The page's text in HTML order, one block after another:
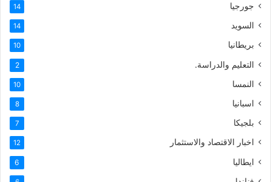
جورجيا 14
السويد 14
بريطانيا 10
التعليم والدراسة. 2
النمسا 10
اسبانيا 8
بلجيكا 7
اخبار الاقتصاد والاستثمار 12
ايطاليا 6